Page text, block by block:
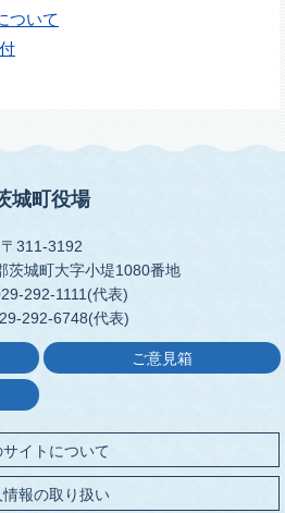
ついて
城町役場
〒311-3192
茨城町大字小堤1080番地
292-1111(代表)
292-6748(代表)
ご意見箱
サイトについて
情報の取り扱い